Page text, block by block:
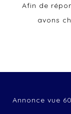
Afin de
avons
Annonce vue